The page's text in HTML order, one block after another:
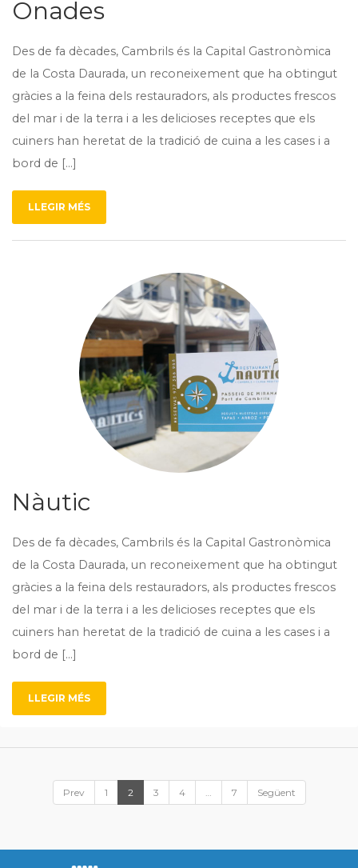
Onades
Des de fa dècades, Cambrils és la Capital Gastronòmica
de la Costa Daurada, un reconeixement que ha obtingut
gràcies a la feina dels restauradors, als productes frescos
del mar i de la terra i a les delicioses receptes que els
cuiners han heretat de la tradició de cuina a les cases i a
bord de […]
LLEGIR MÉS
Nàutic
Des de fa dècades, Cambrils és la Capital Gastronòmica
de la Costa Daurada, un reconeixement que ha obtingut
gràcies a la feina dels restauradors, als productes frescos
del mar i de la terra i a les delicioses receptes que els
cuiners han heretat de la tradició de cuina a les cases i a
bord de […]
LLEGIR MÉS
Prev 1 2 3 4 … 7 Següent